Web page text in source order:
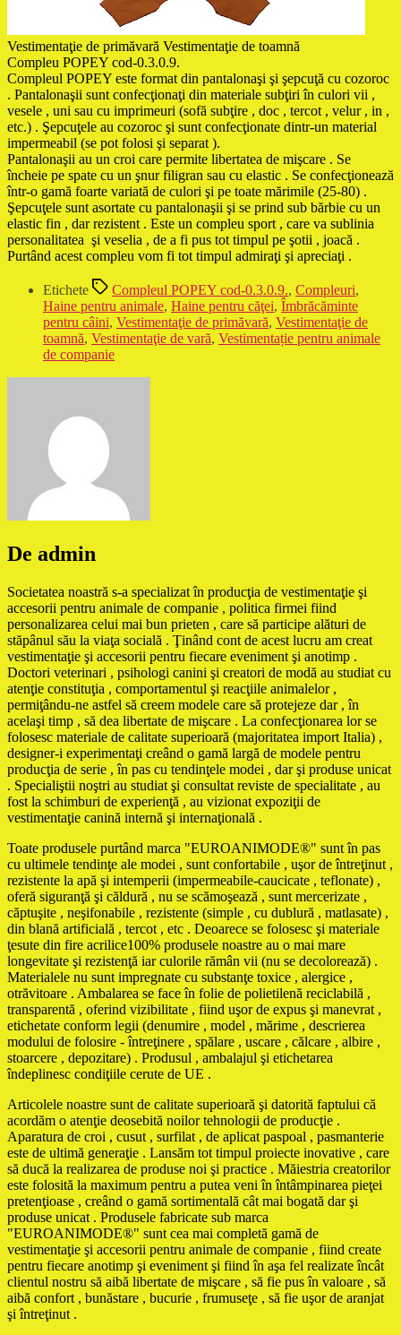
Vestimentaţie de primăvară Vestimentaţie de toamnă
Compleu POPEY cod-0.3.0.9.
Compleul POPEY este format din pantalonaşi şi şepcuţă cu cozoroc
. Pantalonaşii sunt confecţionaţi din materiale subţiri în culori vii ,
vesele , uni sau cu imprimeuri (sofă subţire , doc , tercot , velur , in ,
etc.) . Şepcuţele au cozoroc şi sunt confecţionate dintr-un material
impermeabil (se pot folosi şi separat ).
Pantalonaşii au un croi care permite libertatea de mişcare . Se
încheie pe spate cu un şnur filigran sau cu elastic . Se confecţionează
într-o gamă foarte variată de culori şi pe toate mărimile (25-80) .
Şepcuţele sunt asortate cu pantalonaşii şi se prind sub bărbie cu un
elastic fin , dar rezistent . Este un compleu sport , care va sublinia
personalitatea şi veselia , de a fi pus tot timpul pe şotii , joacă .
Purtând acest compleu vom fi tot timpul admiraţi şi apreciaţi .
Etichete Compleul POPEY cod-0.3.0.9., Compleuri,
Haine pentru animale, Haine pentru căţei, Îmbrăcăminte
pentru câini, Vestimentaţie de primăvară, Vestimentaţie de
toamnă, Vestimentaţie de vară, Vestimentație pentru animale
de companie
De admin
Societatea noastră s-a specializat în producţia de vestimentaţie şi
accesorii pentru animale de companie , politica firmei fiind
personalizarea celui mai bun prieten , care să participe alături de
stăpânul său la viaţa socială . Ţinând cont de acest lucru am creat
vestimentaţie şi accesorii pentru fiecare eveniment şi anotimp .
Doctori veterinari , psihologi canini şi creatori de modă au studiat cu
atenţie constituţia , comportamentul şi reacţiile animalelor ,
permiţându-ne astfel să creem modele care să protejeze dar , în
acelaşi timp , să dea libertate de mişcare . La confecţionarea lor se
folosesc materiale de calitate superioară (majoritatea import Italia) ,
designer-i experimentaţi creând o gamă largă de modele pentru
producţia de serie , în pas cu tendinţele modei , dar şi produse unicat
. Specialiştii noştri au studiat şi consultat reviste de specialitate , au
fost la schimburi de experienţă , au vizionat expoziţii de
vestimentaţie canină internă şi internaţională .
Toate produsele purtând marca "EUROANIMODE®" sunt în pas
cu ultimele tendinţe ale modei , sunt confortabile , uşor de întreţinut ,
rezistente la apă şi intemperii (impermeabile-caucicate , teflonate) ,
oferă siguranţă şi căldură , nu se scămoşează , sunt mercerizate ,
căptuşite , neşifonabile , rezistente (simple , cu dublură , matlasate) ,
din blană artificială , tercot , etc . Deoarece se folosesc şi materiale
ţesute din fire acrilice100% produsele noastre au o mai mare
longevitate şi rezistenţă iar culorile rămân vii (nu se decolorează) .
Materialele nu sunt impregnate cu substanţe toxice , alergice ,
otrăvitoare . Ambalarea se face în folie de polietilenă reciclabilă ,
transparentă , oferind vizibilitate , fiind uşor de expus şi manevrat ,
etichetate conform legii (denumire , model , mărime , descrierea
modului de folosire - întreţinere , spălare , uscare , călcare , albire ,
stoarcere , depozitare) . Produsul , ambalajul şi etichetarea
îndeplinesc condiţiile cerute de UE .
Articolele noastre sunt de calitate superioară şi datorită faptului că
acordăm o atenţie deosebită noilor tehnologii de producţie .
Aparatura de croi , cusut , surfilat , de aplicat paspoal , pasmanterie
este de ultimă generaţie . Lansăm tot timpul proiecte inovative , care
să ducă la realizarea de produse noi şi practice . Măiestria creatorilor
este folosită la maximum pentru a putea veni în întâmpinarea pieţei
pretenţioase , creând o gamă sortimentală cât mai bogată dar şi
produse unicat . Produsele fabricate sub marca
"EUROANIMODE®" sunt cea mai completă gamă de
vestimentaţie şi accesorii pentru animale de companie , fiind create
pentru fiecare anotimp şi eveniment şi fiind în aşa fel realizate încât
clientul nostru să aibă libertate de mişcare , să fie pus în valoare , să
aibă confort , bunăstare , bucurie , frumuseţe , să fie uşor de aranjat
şi întreţinut .